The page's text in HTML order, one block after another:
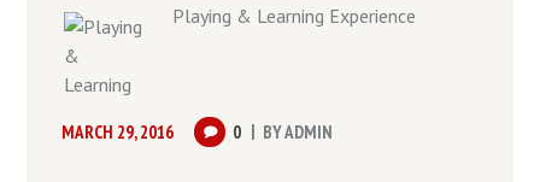
Playing & Learning Experience
MARCH 29, 2016 0 BYADMIN